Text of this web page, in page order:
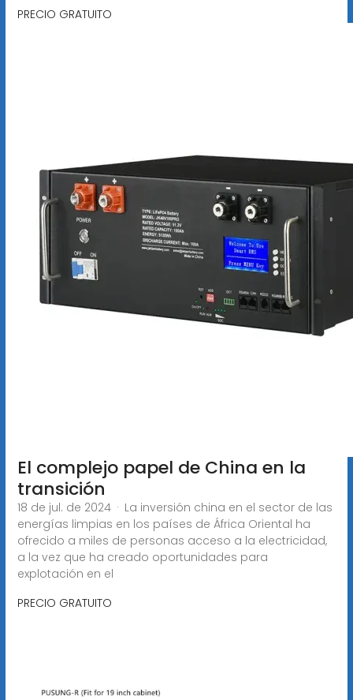
PRECIO GRATUITO
El complejo papel de China en la
transición
18 de jul. de 2024 · La inversión china en el sector de las
energías limpias en los países de África Oriental ha
ofrecido a miles de personas acceso a la electricidad,
a la vez que ha creado oportunidades para
explotación en el
PRECIO GRATUITO